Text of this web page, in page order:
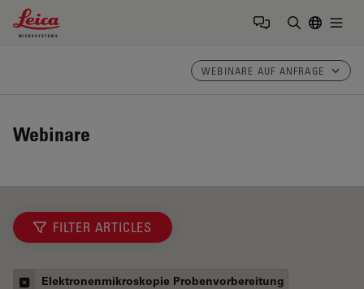
Leica Microsystems Logo
WEBINARE AUF ANFRAGE
Webinare
FILTER ARTICLES
Elektronenmikroskopie Probenvorbereitung